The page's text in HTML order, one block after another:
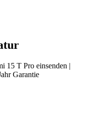
15 T Pro einsenden |
Garantie